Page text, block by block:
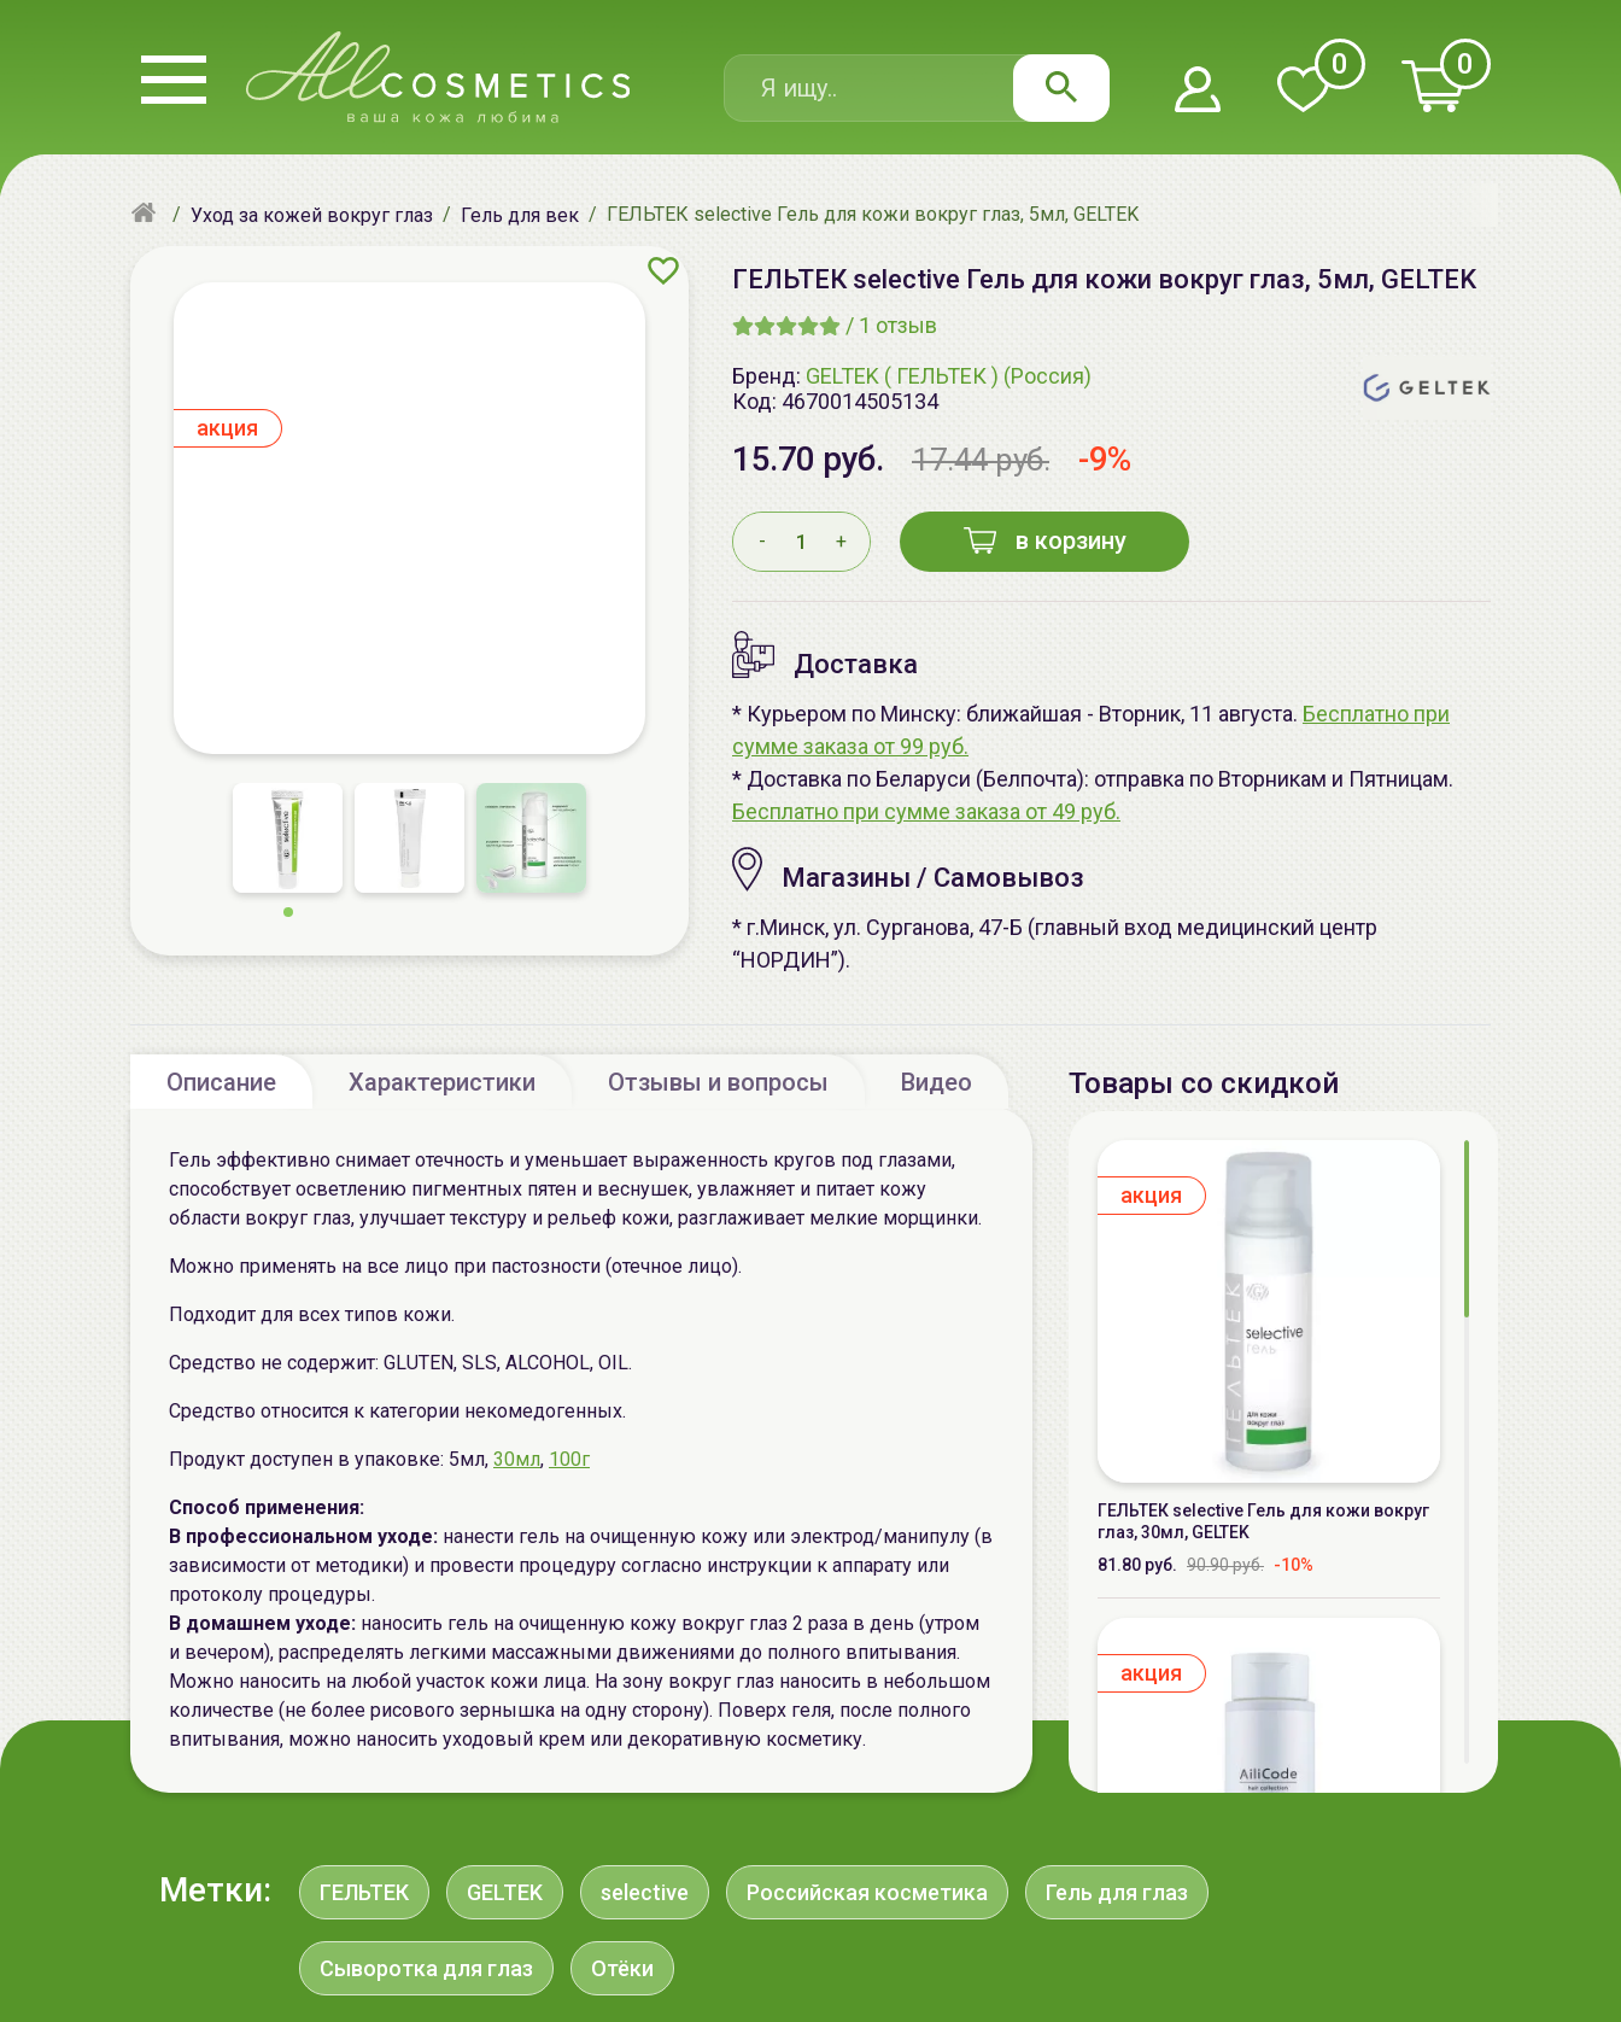
0 0
Уход за кожей вокруг глаз Гель для век ГЕЛЬТЕК selective Гель для кожи вокруг глаз, 5мл, GELTEK
aкция
ГЕЛЬТЕК selective Гель для кожи вокруг глаз, 5мл, GELTEK
/ 1 отзыв
Бренд: GELTEK ( ГЕЛЬТЕК ) (Россия)
Код: 4670014505134
15.70 руб. 17.44 руб. -9%
- + в корзину
Доставка
* Курьером по Минску: ближайшая - Вторник, 11 августа. Бесплатно при
сумме заказа от 99 руб.
* Доставка по Беларуси (Белпочта): отправка по Вторникам и Пятницам.
Бесплатно при сумме заказа от 49 руб.
Магазины / Самовывоз
* г.Минск, ул. Сурганова, 47-Б (главный вход медицинский центр
“НОРДИН”).
Описание Характеристики Отзывы и вопросы Видео
Гель эффективно снимает отечность и уменьшает выраженность кругов под глазами,
способствует осветлению пигментных пятен и веснушек, увлажняет и питает кожу
области вокруг глаз, улучшает текстуру и рельеф кожи, разглаживает мелкие морщинки.
Можно применять на все лицо при пастозности (отечное лицо).
Подходит для всех типов кожи.
Средство не содержит: GLUTEN, SLS, ALCOHOL, OIL.
Средство относится к категории некомедогенных.
Продукт доступен в упаковке: 5мл, 30мл, 100г
Способ применения:
В профессиональном уходе: нанести гель на очищенную кожу или электрод/манипулу (в
зависимости от методики) и провести процедуру согласно инструкции к аппарату или
протоколу процедуры.
В домашнем уходе: наносить гель на очищенную кожу вокруг глаз 2 раза в день (утром
и вечером), распределять легкими массажными движениями до полного впитывания.
Можно наносить на любой участок кожи лица. На зону вокруг глаз наносить в небольшом
количестве (не более рисового зернышка на одну сторону). Поверх геля, после полного
впитывания, можно наносить уходовый крем или декоративную косметику.
Товары со скидкой
aкция
ГЕЛЬТЕК selective Гель для кожи вокруг
глаз, 30мл, GELTEK
81.80 руб. 90.90 руб. -10%
aкция
Метки: ГЕЛЬТЕК GELTEK selective Российская косметика Гель для глаз
Сыворотка для глаз Отёки